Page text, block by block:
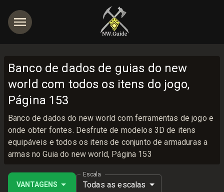
Banco de dados de guias do new
world com todos os itens do jogo,
Página 153
Banco de dados do new world com ferramentas de jogo e
onde obter fontes. Desfrute de modelos 3D de itens
equipáveis e todos os itens de conjunto de armaduras a
armas no Guia do new world, Página 153
VANTAGENS
Escala
Todas as escalas